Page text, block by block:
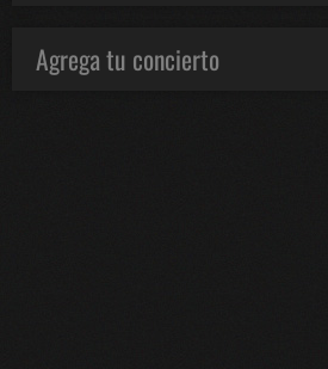
Agrega tu concierto